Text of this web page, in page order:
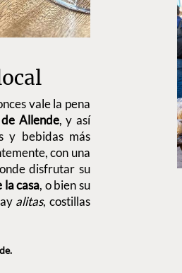
vale la pena
Allende, y así
y bebidas más
con una
disfrutar su
casa, o bien su
alitas, costillas